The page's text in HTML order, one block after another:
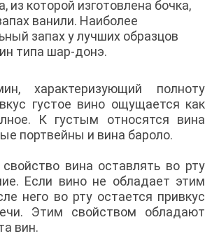
из которой изготовлена бочка,
ванили. Наиболее
запах у лучших образцов
типа шар-донэ.
характеризующий полноту
густое вино ощущается как
К густым относятся вина
портвейны и вина бароло.
вина оставлять во рту
Если вино не обладает этим
него во рту остается привкус
Этим свойством обладают
вин.